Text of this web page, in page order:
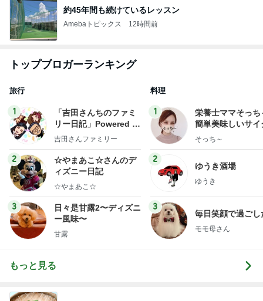
約45年間も続けているレッスン
Amebaトピックス 12時間前
トップブロガーランキング
旅行
1
「吉田さんちのファミ
リー日記」Powered b
y Ameba 吉田さんファ
ログ
吉田さんファミリー
2
☆やまあこ☆さんのデ
ィズニー日記
☆やまあこ☆
3
日々是甘露2〜ディズニ
ー風味〜
甘露
料理
1
栄養士ママそっち
簡単美味しいサイ
献立
そっち～
2
ゆうき酒場
ゆうき
3
毎日笑顔で過ごし
モモ母さん
もっと見る